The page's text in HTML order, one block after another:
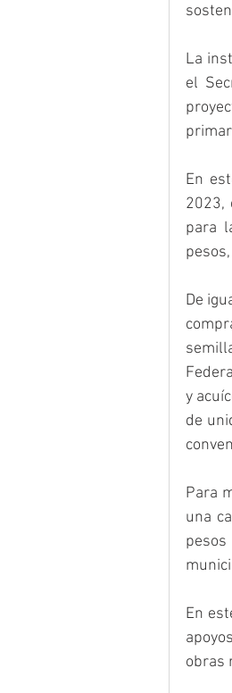
La
el
En
2023,
para
De
y
de
Para
una
En
obras